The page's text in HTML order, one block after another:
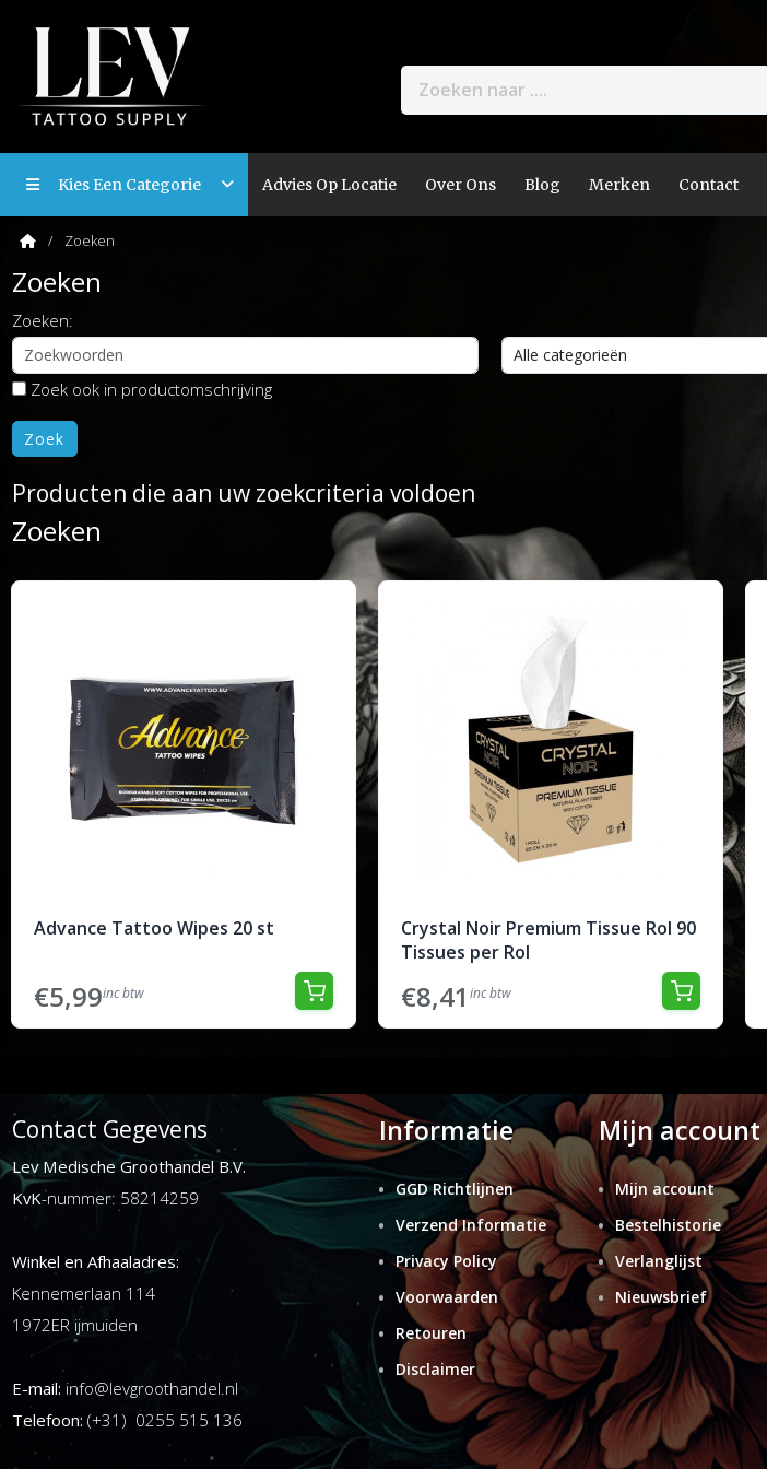
Kies Een Categorie Advies Op Locatie Over Ons Blog Merken Contact
Zoeken
Zoeken
Zoeken:
Zoek ook in productomschrijving
Producten die aan uw zoekcriteria voldoen
Zoeken
Advance Tattoo Wipes 20 st
€5,99inc btw
Crystal Noir Premium Tissue Rol 90
Tissues per Rol
€8,41 inc btw
Contact Gegevens
Lev Medische Groothandel B.V.
KvK-nummer: 58214259
Winkel en Afhaaladres:
Kennemerlaan 114
1972ER ijmuiden
E-mail: info@levgroothandel.nl
Telefoon: (+31) 0255 515 136
Informatie
GGD Richtlijnen
Verzend Informatie
Privacy Policy
Voorwaarden
Retouren
Disclaimer
Mijn account
Mijn account
Bestelhistorie
Verlanglijst
Nieuwsbrief